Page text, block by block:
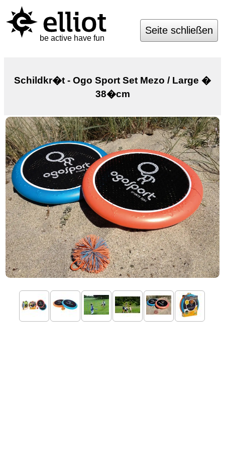
be active have fun
Seite schließen
Schildkr�t - Ogo Sport Set Mezo / Large �
38�cm